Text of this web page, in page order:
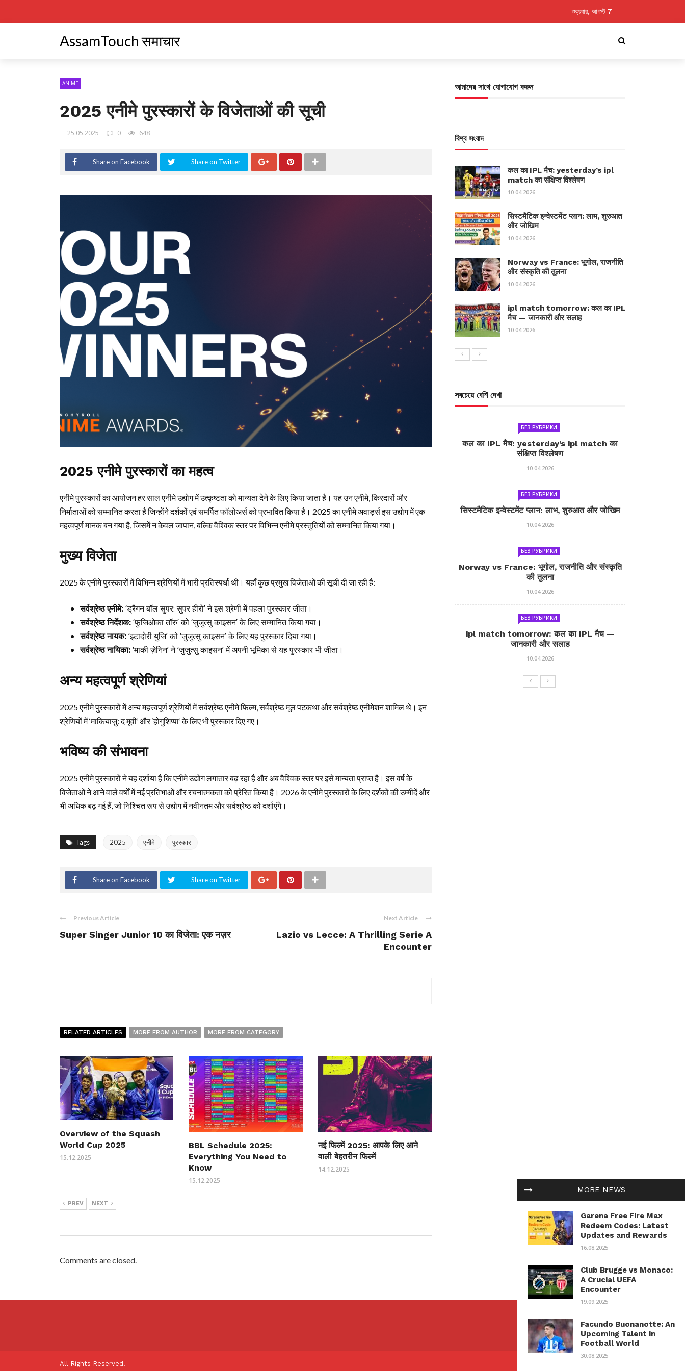
শুক্রবার, আগস্ট 7
AssamTouch समाचार
ANIME
2025 एनीमे पुरस्कारों के विजेताओं की सूची
25.05.2025 0 648
Share on Facebook Share on Twitter
2025 एनीमे पुरस्कारों का महत्व
एनीमे पुरस्कारों का आयोजन हर साल एनीमे उद्योग में उत्कृष्टता को मान्यता देने के लिए किया जाता है। यह उन एनीमे, किरदारों और
निर्माताओं को सम्मानित करता है जिन्होंने दर्शकों एवं समर्पित फॉलोअर्स को प्रभावित किया है। 2025 का एनीमे अवार्ड्स इस उद्योग में एक
महत्वपूर्ण मानक बन गया है, जिसमें न केवल जापान, बल्कि वैश्विक स्तर पर विभिन्न एनीमे प्रस्तुतियों को सम्मानित किया गया।
मुख्य विजेता
2025 के एनीमे पुरस्कारों में विभिन्न श्रेणियों में भारी प्रतिस्पर्धा थी। यहाँ कुछ प्रमुख विजेताओं की सूची दी जा रही है:
सर्वश्रेष्ठ एनीमे:‘ड्रैगन बॉल सुपर: सुपर हीरो’ ने इस श्रेणी में पहला पुरस्कार जीता।
सर्वश्रेष्ठ निर्देशक:‘फुजिओका तॉरु’ को ‘जुजुत्सु काइसन’ के लिए सम्मानित किया गया।
सर्वश्रेष्ठ नायक:‘इटादोरी युजि’ को ‘जुजुत्सु काइसन’ के लिए यह पुरस्कार दिया गया।
सर्वश्रेष्ठ नायिका:‘माकी ज़ेनिन’ ने ‘जुजुत्सु काइसन’ में अपनी भूमिका से यह पुरस्कार भी जीता।
अन्य महत्वपूर्ण श्रेणियां
2025 एनीमे पुरस्कारों में अन्य महत्त्वपूर्ण श्रेणियों में सर्वश्रेष्ठ एनीमे फिल्म, सर्वश्रेष्ठ मूल पटकथा और सर्वश्रेष्ठ एनीमेशन शामिल थे। इन
श्रेणियों में ‘माकियाज़ु: द मूवी’ और ‘होगुशिप्पा’ के लिए भी पुरस्कार दिए गए।
भविष्य की संभावना
2025 एनीमे पुरस्कारों ने यह दर्शाया है कि एनीमे उद्योग लगातार बढ़ रहा है और अब वैश्विक स्तर पर इसे मान्यता प्राप्त है। इस वर्ष के
विजेताओं ने आने वाले वर्षों में नई प्रतिभाओं और रचनात्मकता को प्रेरित किया है। 2026 के एनीमे पुरस्कारों के लिए दर्शकों की उम्मीदें और
भी अधिक बढ़ गई हैं, जो निश्चित रूप से उद्योग में नवीनतम और सर्वश्रेष्ठ को दर्शाएंगे।
Tags 2025 एनीमे पुरस्कार
Share on Facebook Share on Twitter
Previous Article
Super Singer Junior 10 का विजेता: एक नज़र
Next Article
Lazio vs Lecce: A Thrilling Serie A
Encounter
RELATED ARTICLES MORE FROM AUTHOR MORE FROM CATEGORY
Overview of the Squash
World Cup 2025
15.12.2025
BBL Schedule 2025:
Everything You Need to
Know
15.12.2025
नई फिल्में 2025: आपके लिए आने
वाली बेहतरीन फिल्में
14.12.2025
PREV NEXT
Comments are closed.
MORE NEWS
Garena Free Fire Max
Redeem Codes: Latest
Updates and Rewards
16.08.2025
Club Brugge vs Monaco:
A Crucial UEFA
Encounter
19.09.2025
Facundo Buonanotte: An
Upcoming Talent in
Football World
30.08.2025
আমাদের সাথে যোগাযোগ করুন
বিশ্ব সংবাদ
कल का IPL मैच: yesterday’s ipl
match का संक्षिप्त विश्लेषण
10.04.2026
सिस्टमैटिक इन्वेस्टमेंट प्लान: लाभ, शुरुआत
और जोखिम
10.04.2026
Norway vs France: भूगोल, राजनीति
और संस्कृति की तुलना
10.04.2026
ipl match tomorrow: कल का IPL
मैच — जानकारी और सलाह
10.04.2026
সবচেয়ে বেশি দেখা
БЕЗ РУБРИКИ
कल का IPL मैच: yesterday’s ipl match का
संक्षिप्त विश्लेषण
10.04.2026
БЕЗ РУБРИКИ
सिस्टमैटिक इन्वेस्टमेंट प्लान: लाभ, शुरुआत और जोखिम
10.04.2026
БЕЗ РУБРИКИ
Norway vs France: भूगोल, राजनीति और संस्कृति
की तुलना
10.04.2026
БЕЗ РУБРИКИ
ipl match tomorrow: कल का IPL मैच —
जानकारी और सलाह
10.04.2026
All Rights Reserved.